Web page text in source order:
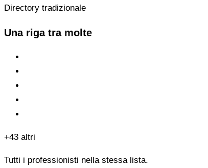
Directory tradizionale
Una riga tra molte
+43 altri
Tutti i professionisti nella stessa lista.